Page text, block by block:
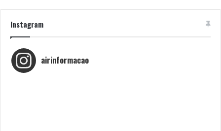
Instagram
airinformacao